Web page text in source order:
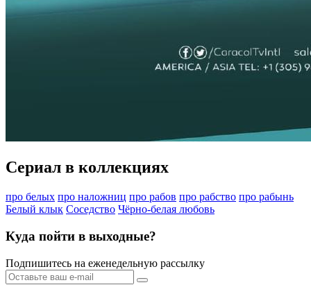
Сериал в коллекциях
про белых про наложниц про рабов про рабство про рабынь
Белый клык Соседство Чёрно-белая любовь
Куда пойти в выходные?
Подпишитесь на еженедельную рассылку